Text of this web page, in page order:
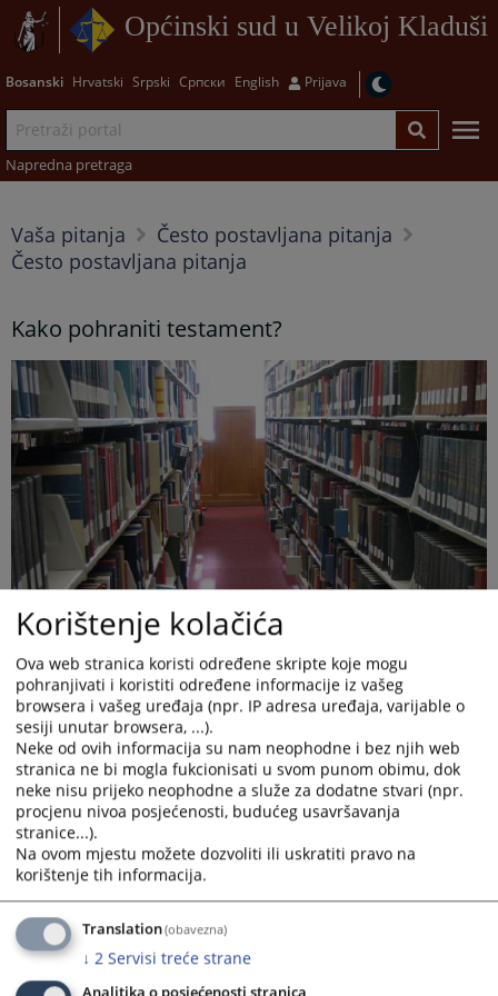
Općinski sud u Velikoj Kladuši
Bosanski Hrvatski Srpski Српски English Prijava
Napredna pretraga
Vaša pitanja
Često postavljana pitanja
Često postavljana pitanja
Kako pohraniti testament?
Ako želite da ostavite testament / oporuku Sudu na čuvanje,
potrebno je da uplatite dodatnu taksu u iznosu koji će Vam
odrediti postupajući sudac. Nakon što ste učinili sve gore
navedeno, dođite u Sud i obratite se referentu pisarne. Sve
dodatne informacije možete dobiti izravno od referenta
pisarne.
Korištenje kolačića
Ova web stranica koristi određene skripte koje mogu
pohranjivati i koristiti određene informacije iz vašeg
browsera i vašeg uređaja (npr. IP adresa uređaja, varijable o
sesiji unutar browsera, ...).
Neke od ovih informacija su nam neophodne i bez njih web
stranica ne bi mogla fukcionisati u svom punom obimu, dok
neke nisu prijeko neophodne a služe za dodatne stvari (npr.
procjenu nivoa posjećenosti, budućeg usavršavanja
stranice...).
Na ovom mjestu možete dozvoliti ili uskratiti pravo na
korištenje tih informacija.
Translation(obavezna)
↓ 2 Servisi treće strane